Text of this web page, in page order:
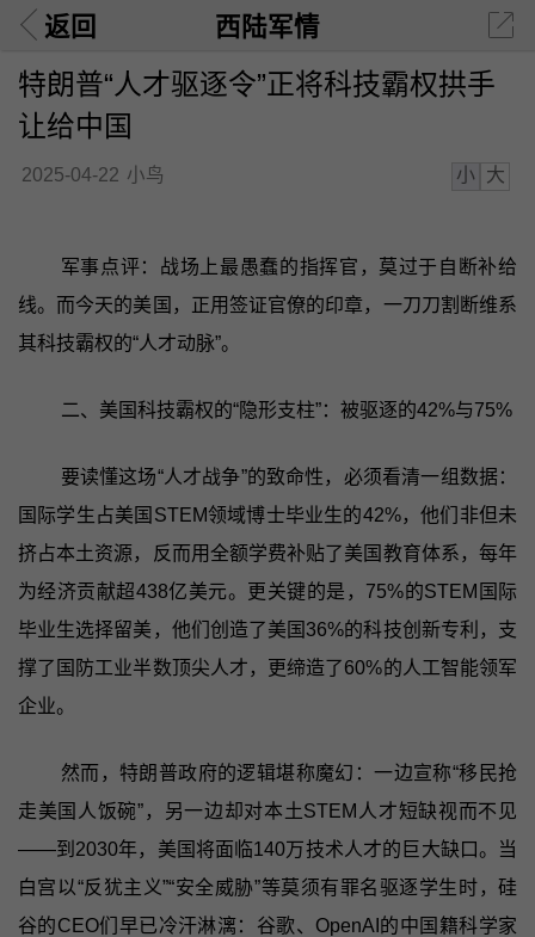
返回 西陆军情
特朗普“人才驱逐令”正将科技霸权拱手
让给中国
2025-04-22 小鸟 小 大
军事点评：战场上最愚蠢的指挥官，莫过于自断补给
线。而今天的美国，正用签证官僚的印章，一刀刀割断维系
其科技霸权的“人才动脉”。
二、美国科技霸权的“隐形支柱”：被驱逐的42%与75%
要读懂这场“人才战争”的致命性，必须看清一组数据：
国际学生占美国STEM领域博士毕业生的42%，他们非但未
挤占本土资源，反而用全额学费补贴了美国教育体系，每年
为经济贡献超438亿美元。更关键的是，75%的STEM国际
毕业生选择留美，他们创造了美国36%的科技创新专利，支
撑了国防工业半数顶尖人才，更缔造了60%的人工智能领军
企业。
然而，特朗普政府的逻辑堪称魔幻：一边宣称“移民抢
走美国人饭碗”，另一边却对本土STEM人才短缺视而不见
——到2030年，美国将面临140万技术人才的巨大缺口。当
白宫以“反犹主义”“安全威胁”等莫须有罪名驱逐学生时，硅
谷的CEO们早已冷汗淋漓：谷歌、OpenAI的中国籍科学家